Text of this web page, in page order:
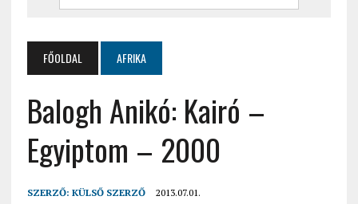
FŐOLDAL AFRIKA
Balogh Anikó: Kairó –
Egyiptom – 2000
SZERZŐ: KÜLSŐ SZERZŐ 2013.07.01.